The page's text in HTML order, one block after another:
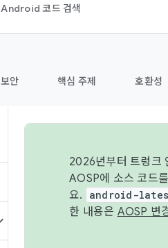
Android 코드 검색
보안 핵심 주제 호환성
2026년부터 트렁크
AOSP에 소스 코드
요.
android-
한 내용은 AOSP 변